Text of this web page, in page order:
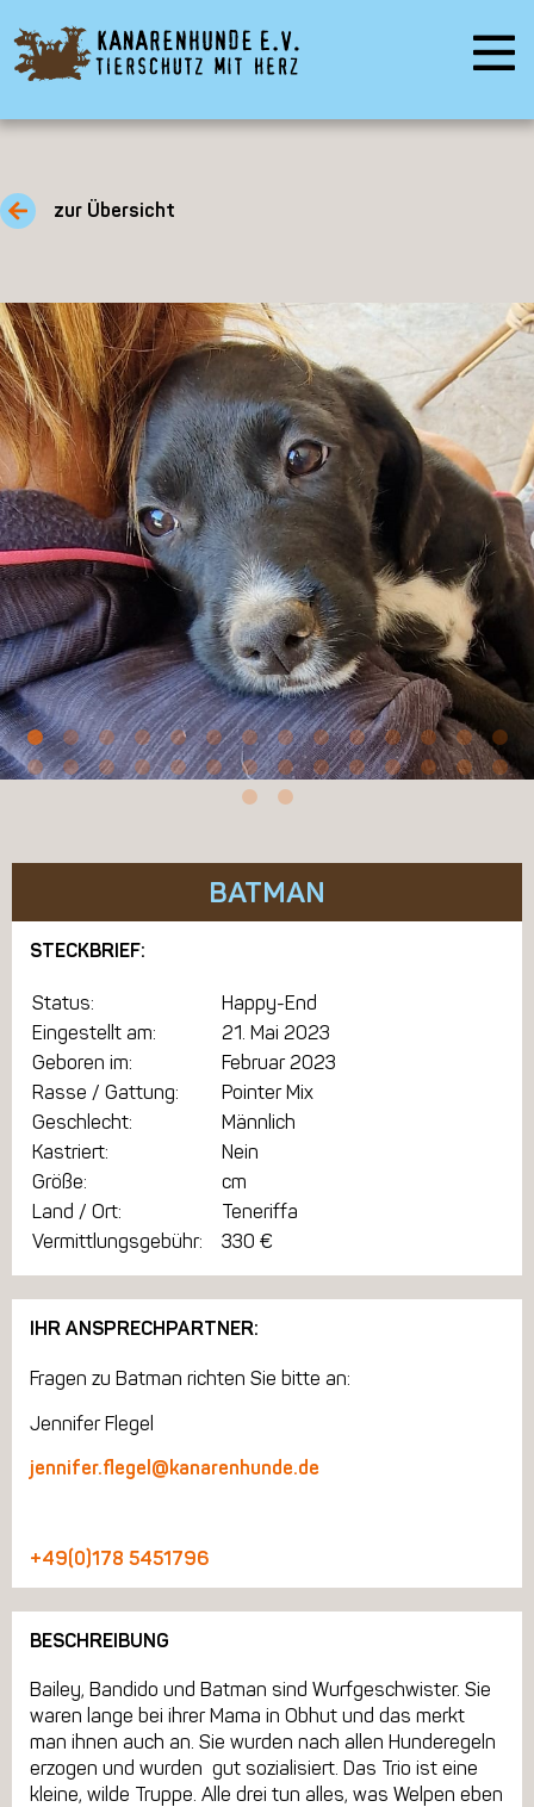
zur Übersicht
BATMAN
STECKBRIEF:
Status:
Happy-End
Eingestellt am:
21. Mai 2023
Geboren im:
Februar 2023
Rasse / Gattung:
Pointer Mix
Geschlecht:
Männlich
Kastriert:
Nein
Größe:
cm
Land / Ort:
Teneriffa
Vermittlungsgebühr:
330 €
IHR ANSPRECHPARTNER:
Fragen zu Batman richten Sie bitte an:
Jennifer Flegel
jennifer.flegel@kanarenhunde.de
+49(0)178 5451796
BESCHREIBUNG
Bailey, Bandido und Batman sind Wurfgeschwister. Sie
waren lange bei ihrer Mama in Obhut und das merkt
man ihnen auch an. Sie wurden nach allen Hunderegeln
erzogen und wurden gut sozialisiert. Das Trio ist eine
kleine, wilde Truppe. Alle drei tun alles, was Welpen eben